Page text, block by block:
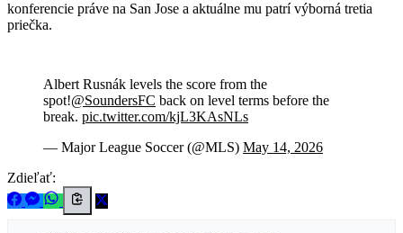
konferencie práve na San Jose a aktuálne mu patrí výborná tretia
priečka.
Albert Rusnák levels the score from the
spot!@SoundersFC back on level terms before the
break. pic.twitter.com/kjL3KAsNLs
— Major League Soccer (@MLS) May 14, 2026
Zdieľať: